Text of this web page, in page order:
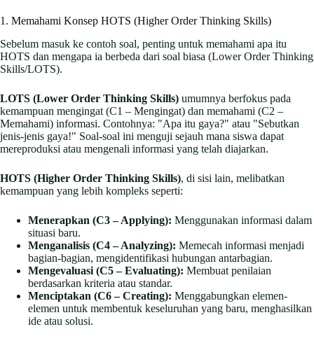
1. Memahami Konsep HOTS (Higher Order Thinking Skills)
Sebelum masuk ke contoh soal, penting untuk memahami apa itu
HOTS dan mengapa ia berbeda dari soal biasa (Lower Order Thinking
Skills/LOTS).
LOTS (Lower Order Thinking Skills) umumnya berfokus pada
kemampuan mengingat (C1 – Mengingat) dan memahami (C2 –
Memahami) informasi. Contohnya: "Apa itu gaya?" atau "Sebutkan
jenis-jenis gaya!" Soal-soal ini menguji sejauh mana siswa dapat
mereproduksi atau mengenali informasi yang telah diajarkan.
HOTS (Higher Order Thinking Skills), di sisi lain, melibatkan
kemampuan yang lebih kompleks seperti:
Menerapkan (C3 – Applying): Menggunakan informasi dalam
situasi baru.
Menganalisis (C4 – Analyzing): Memecah informasi menjadi
bagian-bagian, mengidentifikasi hubungan antarbagian.
Mengevaluasi (C5 – Evaluating): Membuat penilaian
berdasarkan kriteria atau standar.
Menciptakan (C6 – Creating): Menggabungkan elemen-
elemen untuk membentuk keseluruhan yang baru, menghasilkan
ide atau solusi.